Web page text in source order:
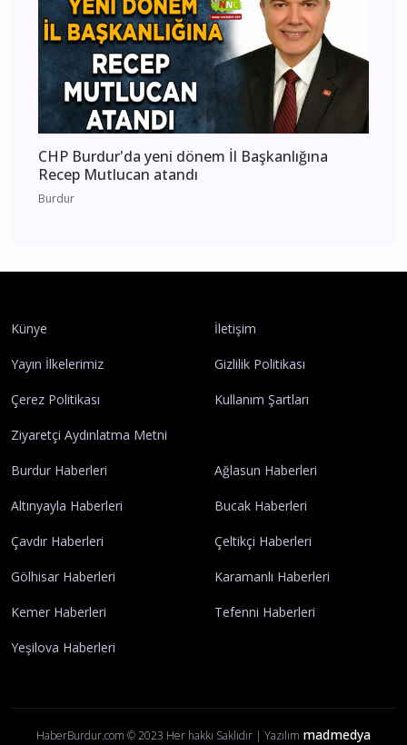
CHP Burdur'da yeni dönem İl Başkanlığına
Recep Mutlucan atandı
Burdur
Künye İletişim
Yayın İlkelerimiz Gizlilik Politikası
Çerez Politikası Kullanım Şartları
Ziyaretçi Aydınlatma Metni
Burdur Haberleri Ağlasun Haberleri
Altınyayla Haberleri Bucak Haberleri
Çavdır Haberleri Çeltikçi Haberleri
Gölhisar Haberleri Karamanlı Haberleri
Kemer Haberleri Tefenni Haberleri
Yeşilova Haberleri
HaberBurdur.com © 2023 Her hakkı Saklıdır | Yazılım madmedya